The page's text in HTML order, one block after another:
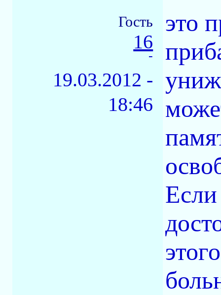
Гость
16
-
19.03.2012 -
18:46
это
Если